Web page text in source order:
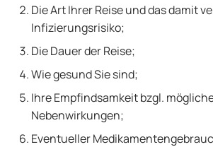
Die Art Ihrer Reise und das damit
Infizierungsrisiko;
Die Dauer der Reise;
Wie gesund Sie sind;
Ihre Empfindsamkeit bzgl.
Nebenwirkungen;
Eventueller